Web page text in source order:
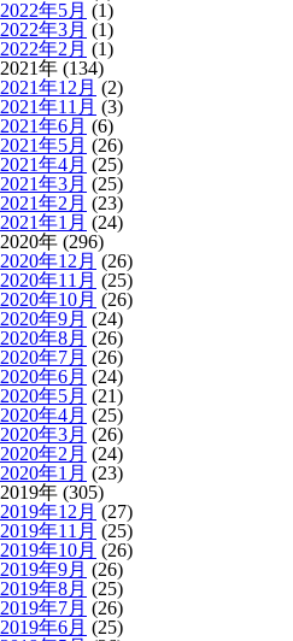
2022年5月 (1)
2022年3月 (1)
2022年2月 (1)
2021年 (134)
2021年12月 (2)
2021年11月 (3)
2021年6月 (6)
2021年5月 (26)
2021年4月 (25)
2021年3月 (25)
2021年2月 (23)
2021年1月 (24)
2020年 (296)
2020年12月 (26)
2020年11月 (25)
2020年10月 (26)
2020年9月 (24)
2020年8月 (26)
2020年7月 (26)
2020年6月 (24)
2020年5月 (21)
2020年4月 (25)
2020年3月 (26)
2020年2月 (24)
2020年1月 (23)
2019年 (305)
2019年12月 (27)
2019年11月 (25)
2019年10月 (26)
2019年9月 (26)
2019年8月 (25)
2019年7月 (26)
2019年6月 (25)